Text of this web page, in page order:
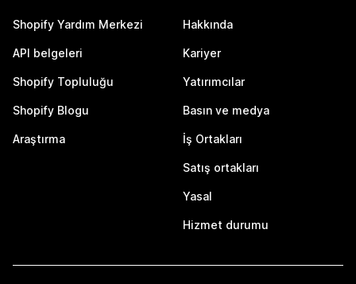
Shopify Yardım Merkezi
API belgeleri
Shopify Topluluğu
Shopify Blogu
Araştırma
Hakkında
Kariyer
Yatırımcılar
Basın ve medya
İş Ortakları
Satış ortakları
Yasal
Hizmet durumu